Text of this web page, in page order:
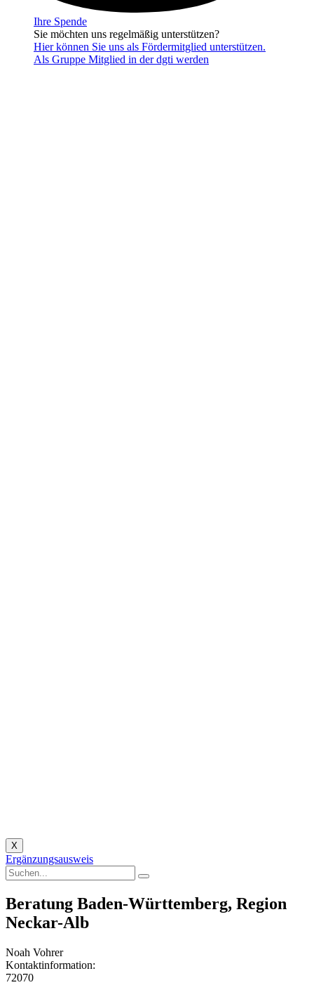
Ihre Spende
Sie möchten uns regelmäßig unterstützen?
Hier können Sie uns als Fördermitglied unterstützen.
Als Gruppe Mitglied in der dgti werden
X
Ergänzungsausweis
Beratung Baden-Württemberg, Region
Neckar-Alb
Noah Vohrer
Kontaktinformation:
72070